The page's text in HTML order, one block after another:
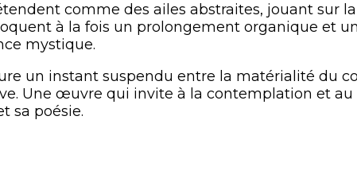
comme des ailes abstraites, jouant sur
à la fois un prolongement organique et
mystique.
un instant suspendu entre la matérialité du
Une œuvre qui invite à la contemplation et
sa poésie.